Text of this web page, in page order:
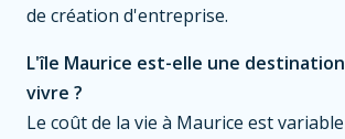
de création d'entreprise.
L'île Maurice est-elle une
vivre ?
Le coût de la vie à Maurice est